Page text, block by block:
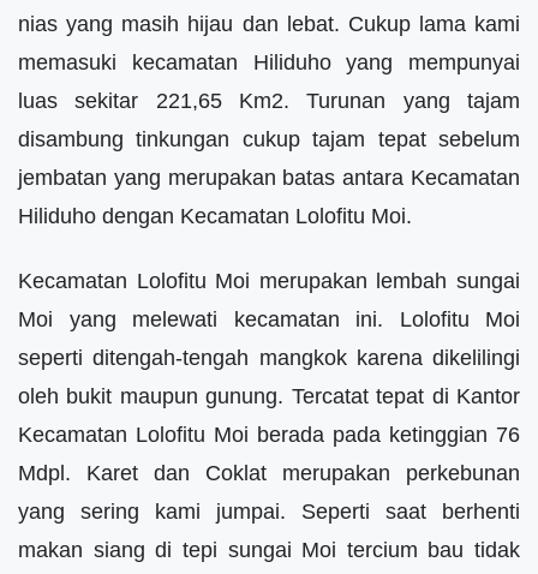
nias yang masih hijau dan lebat. Cukup lama kami
memasuki kecamatan Hiliduho yang mempunyai
luas sekitar 221,65 Km2. Turunan yang tajam
disambung tinkungan cukup tajam tepat sebelum
jembatan yang merupakan batas antara Kecamatan
Hiliduho dengan Kecamatan Lolofitu Moi.
Kecamatan Lolofitu Moi merupakan lembah sungai
Moi yang melewati kecamatan ini. Lolofitu Moi
seperti ditengah-tengah mangkok karena dikelilingi
oleh bukit maupun gunung. Tercatat tepat di Kantor
Kecamatan Lolofitu Moi berada pada ketinggian 76
Mdpl. Karet dan Coklat merupakan perkebunan
yang sering kami jumpai. Seperti saat berhenti
makan siang di tepi sungai Moi tercium bau tidak